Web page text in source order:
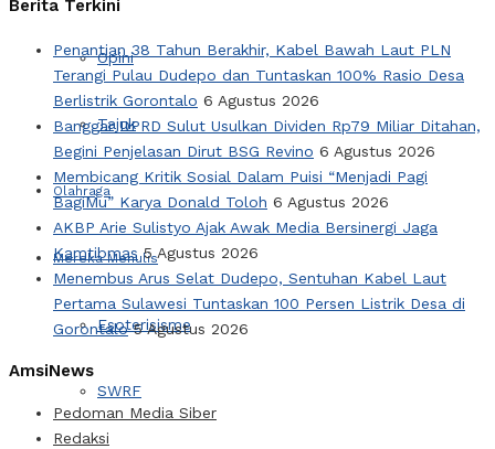
Opini
Tajuk
Olahraga
Mereka Menulis
Esoterisisme
SWRF
Berita Terkini
Penantian 38 Tahun Berakhir, Kabel Bawah Laut PLN
Terangi Pulau Dudepo dan Tuntaskan 100% Rasio Desa
Berlistrik Gorontalo 6 Agustus 2026
Banggar DPRD Sulut Usulkan Dividen Rp79 Miliar Ditahan,
Begini Penjelasan Dirut BSG Revino 6 Agustus 2026
Membicang Kritik Sosial Dalam Puisi “Menjadi Pagi
BagiMu” Karya Donald Toloh 6 Agustus 2026
AKBP Arie Sulistyo Ajak Awak Media Bersinergi Jaga
Kamtibmas 5 Agustus 2026
Menembus Arus Selat Dudepo, Sentuhan Kabel Laut
Pertama Sulawesi Tuntaskan 100 Persen Listrik Desa di
Gorontalo 5 Agustus 2026
AmsiNews
Pedoman Media Siber
Redaksi